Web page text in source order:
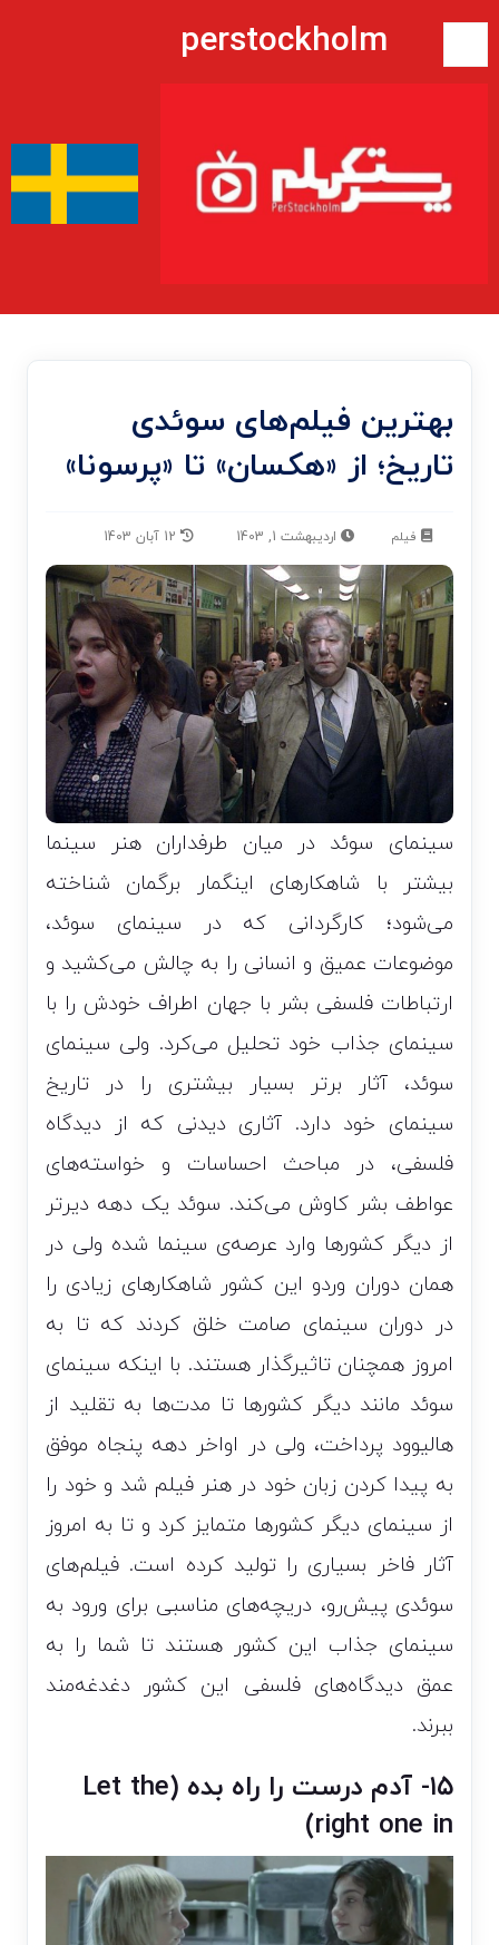
perstockholm
بهترین فیلم‌های سوئدی
تاریخ؛ از «هکسان» تا «پرسونا»
فیلم اردیبهشت 1, 1403 12 آبان 1403
سینمای سوئد در میان طرفداران هنر سینما
بیشتر با شاهکار‌های اینگمار برگمان شناخته
می‌شود؛ کارگردانی که در سینمای سوئد،
موضوعات عمیق و انسانی را به چالش می‌کشید و
ارتباطات فلسفی بشر با جهان اطراف خودش را با
سینمای جذاب خود تحلیل می‌کرد. ولی سینمای
سوئد، آثار برتر بسیار بیشتری را در تاریخ
سینمای خود دارد. آثاری دیدنی که از دیدگاه
فلسفی، در مباحث احساسات و خواسته‌های
عواطف بشر کاوش می‌کند. سوئد یک دهه دیرتر
از دیگر کشور‌ها وارد عرصه‌ی سینما شده ولی در
همان دوران وردو این کشور شاهکار‌های زیادی را
در دوران سینمای صامت خلق کردند که تا به
امروز همچنان تاثیرگذار هستند. با اینکه سینمای
سوئد مانند دیگر کشور‌ها تا مدت‌ها به تقلید از
هالیوود پرداخت، ولی در اواخر دهه پنجاه موفق
به پیدا کردن زبان خود در هنر فیلم شد و خود را
از سینمای دیگر کشور‌ها متمایز کرد و تا به امروز
آثار فاخر بسیاری را تولید کرده است. فیلم‌های
سوئدی پیش‌رو، دریچه‌های مناسبی برای ورود به
سینمای جذاب این کشور هستند تا شما را به
عمق دیدگاه‌های فلسفی این کشور دغدغه‌مند
ببرند.
۱۵- آدم درست را راه بده (Let the
right one in)